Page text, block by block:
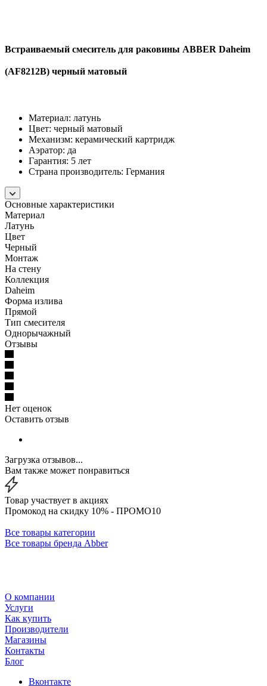
Встраиваемый смеситель для раковины ABBER Daheim
(AF8212B) черный матовый
Материал: латунь
Цвет: черный матовый
Механизм: керамический картридж
Аэратор: да
Гарантия: 5 лет
Страна производитель: Германия
Основные характеристики
Материал
Латунь
Цвет
Черный
Монтаж
На стену
Коллекция
Daheim
Форма излива
Прямой
Тип смесителя
Однорычажный
Отзывы
Нет оценок
Оставить отзыв
Загрузка отзывов...
Вам также может понравиться
Товар участвует в акциях
Промокод на скидку 10% - ПРОМО10
Все товары категории
Все товары бренда Abber
О компании
Услуги
Как купить
Производители
Магазины
Контакты
Блог
Вконтакте